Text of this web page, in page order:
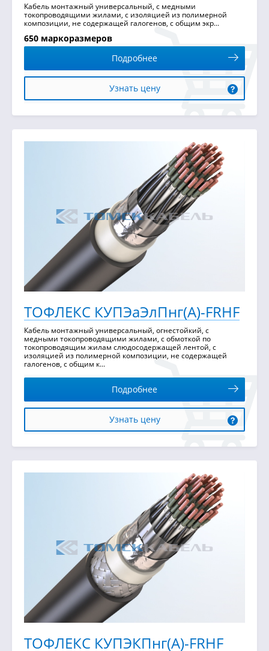
Кабель монтажный универсальный, с медными
токопроводящими жилами, с изоляцией из полимерной
композиции, не содержащей галогенов, с общим экр...
650 маркоразмеров
Подробнее
Узнать цену
ТОФЛЕКС КУПЭаЭлПнг(А)-FRHF
Кабель монтажный универсальный, огнестойкий, с
медными токопроводящими жилами, с обмоткой по
токопроводящим жилам слюдосодержащей лентой, с
изоляцией из полимерной композиции, не содержащей
галогенов, с общим к...
Подробнее
Узнать цену
ТОФЛЕКС КУПЭКПнг(А)-FRHF